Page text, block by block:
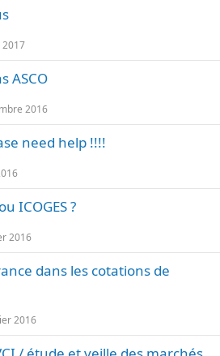
2017
ASCO
2016
need help !!!!
ICOGES ?
2016
dans les cotations de
2016